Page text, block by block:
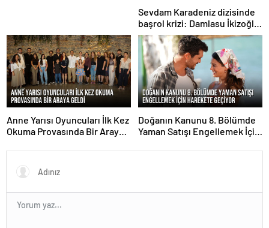
Sevdam Karadeniz dizisinde
başrol krizi: Damlasu İkizoğlu
projeden ayrıldı
Anne Yarısı Oyuncuları İlk Kez
Okuma Provasında Bir Araya
Doğanın Kanunu 8. Bölümde
Yaman Satışı Engellemek İçin